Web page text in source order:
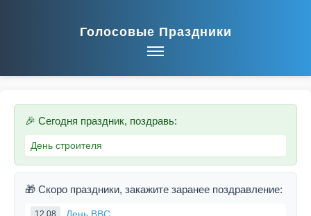
Голосовые Праздники
🎉 Сегодня праздник, поздравь:
День строителя
🎁 Скоро праздники, закажите заранее поздравление:
12.08